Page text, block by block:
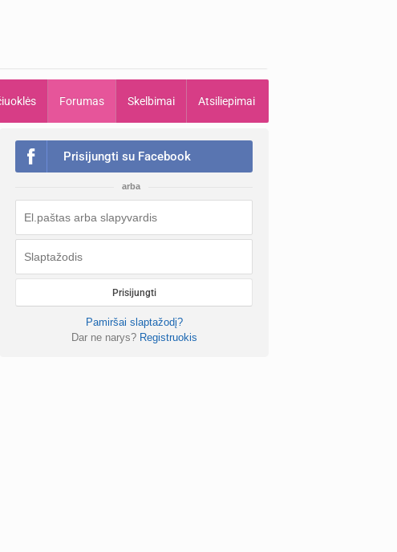
Forumas Skelbimai Atsiliepimai
Prisijungti su Facebook
arba
Prisijungti
Pamiršai slaptažodį?
Dar ne narys? Registruokis